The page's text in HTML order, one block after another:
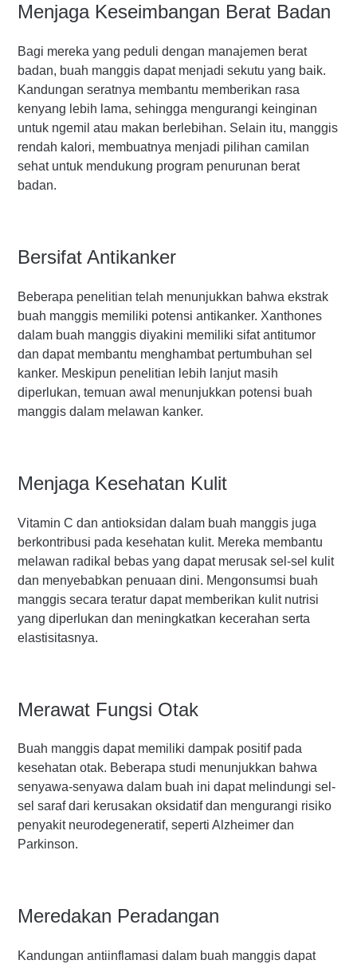
Menjaga Keseimbangan Berat Badan
Bagi mereka yang peduli dengan manajemen berat
badan, buah manggis dapat menjadi sekutu yang baik.
Kandungan seratnya membantu memberikan rasa
kenyang lebih lama, sehingga mengurangi keinginan
untuk ngemil atau makan berlebihan. Selain itu, manggis
rendah kalori, membuatnya menjadi pilihan camilan
sehat untuk mendukung program penurunan berat
badan.
Bersifat Antikanker
Beberapa penelitian telah menunjukkan bahwa ekstrak
buah manggis memiliki potensi antikanker. Xanthones
dalam buah manggis diyakini memiliki sifat antitumor
dan dapat membantu menghambat pertumbuhan sel
kanker. Meskipun penelitian lebih lanjut masih
diperlukan, temuan awal menunjukkan potensi buah
manggis dalam melawan kanker.
Menjaga Kesehatan Kulit
Vitamin C dan antioksidan dalam buah manggis juga
berkontribusi pada kesehatan kulit. Mereka membantu
melawan radikal bebas yang dapat merusak sel-sel kulit
dan menyebabkan penuaan dini. Mengonsumsi buah
manggis secara teratur dapat memberikan kulit nutrisi
yang diperlukan dan meningkatkan kecerahan serta
elastisitasnya.
Merawat Fungsi Otak
Buah manggis dapat memiliki dampak positif pada
kesehatan otak. Beberapa studi menunjukkan bahwa
senyawa-senyawa dalam buah ini dapat melindungi sel-
sel saraf dari kerusakan oksidatif dan mengurangi risiko
penyakit neurodegeneratif, seperti Alzheimer dan
Parkinson.
Meredakan Peradangan
Kandungan antiinflamasi dalam buah manggis dapat